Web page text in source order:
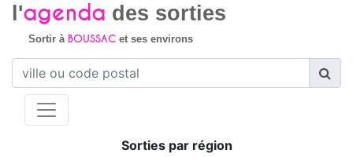
l'agenda des sorties
Sortir à BOUSSACet ses environs
Sorties par région